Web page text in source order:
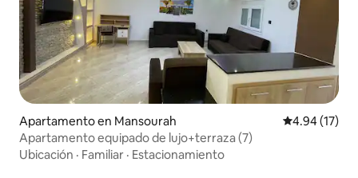
Apartamento en Mansourah Calificación
4.94 (17)
Apartamento equipado de lujo+terraza (7)
Ubicación · Familiar · Estacionamiento